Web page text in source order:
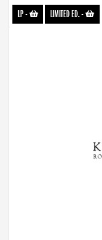
LP- LIMITED ED.-